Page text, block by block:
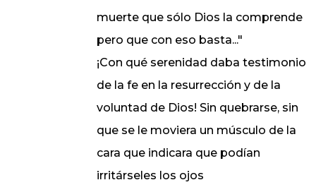
muerte que sólo Dios la comprende
pero que con eso basta..."
¡Con qué serenidad daba testimonio
de la fe en la resurrección y de la
voluntad de Dios! Sin quebrarse, sin
que se le moviera un músculo de la
cara que indicara que podían
irritárseles los ojos